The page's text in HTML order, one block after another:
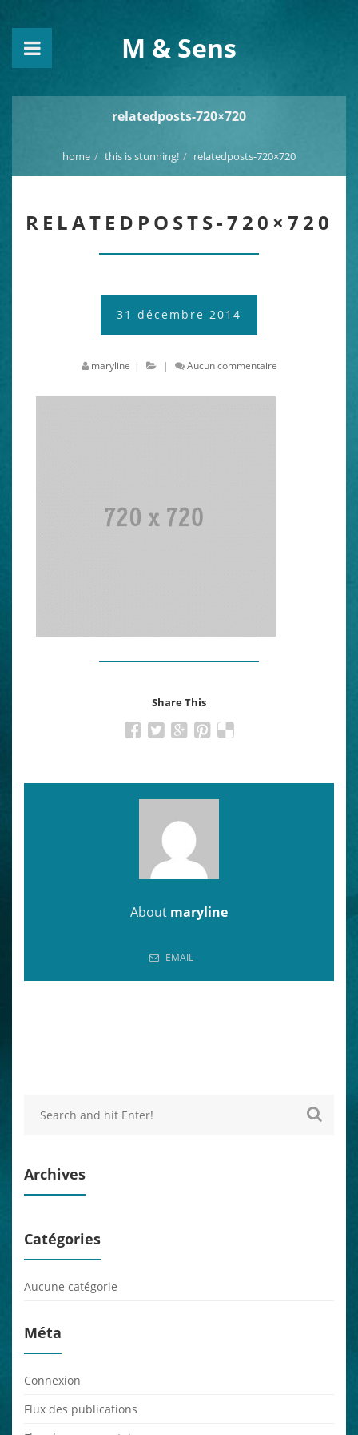
M & Sens
relatedposts-720×720
home this is stunning! relatedposts-720×720
RELATEDPOSTS-720×720
31 décembre 2014
maryline | | Aucun commentaire
Share This
About maryline
EMAIL
Archives
Catégories
Aucune catégorie
Méta
Connexion
Flux des publications